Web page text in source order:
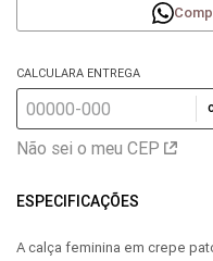
CALCULARA ENTREGA
Não sei o meu CEP
ESPECIFICAÇÕES
A calça feminina em crepe